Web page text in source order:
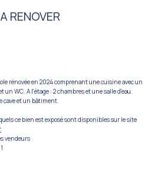
RENOVER
rénovée en 2024 comprenant une cuisine avec un
un WC. A l'étage : 2 chambres et une salle d'eau.
cave et un bâtiment.
ce bien est exposé sont disponibles sur le site
vendeurs